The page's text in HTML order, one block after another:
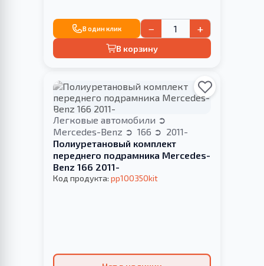
В один клик − +
В корзину
Легковые автомобили
Mercedes-Benz
166
2011-
Полиуретановый комплект
переднего подрамника Mercedes-
Benz 166 2011-
Код продукта: pp100350kit